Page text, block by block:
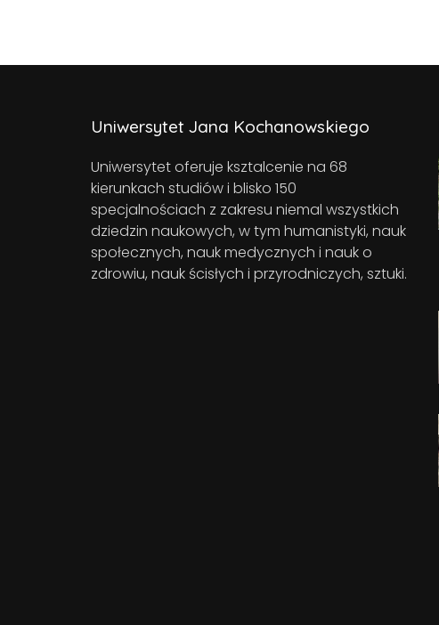
Uniwersytet Jana Kochanowskiego
Uniwersytet oferuje ksztalcenie na 68
kierunkach studiów i blisko 150
specjalnościach z zakresu niemal wszystkich
dziedzin naukowych, w tym humanistyki, nauk
społecznych, nauk medycznych i nauk o
zdrowiu, nauk ścisłych i przyrodniczych, sztuki.